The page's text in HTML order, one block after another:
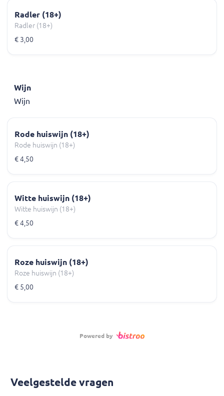
Radler (18+)
Radler (18+)
€ 3,00
Wijn
Wijn
Rode huiswijn (18+)
Rode huiswijn (18+)
€ 4,50
Witte huiswijn (18+)
Witte huiswijn (18+)
€ 4,50
Roze huiswijn (18+)
Roze huiswijn (18+)
€ 5,00
Powered by
Veelgestelde vragen